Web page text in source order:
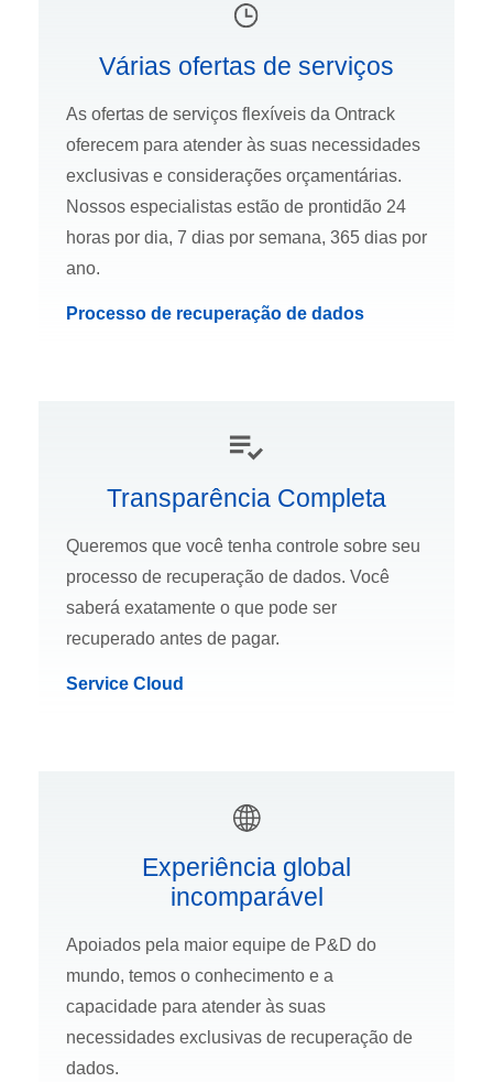
Várias ofertas de serviços
As ofertas de serviços flexíveis da Ontrack
oferecem para atender às suas necessidades
exclusivas e considerações orçamentárias.
Nossos especialistas estão de prontidão 24
horas por dia, 7 dias por semana, 365 dias por
ano.
Processo de recuperação de dados
Transparência Completa
Queremos que você tenha controle sobre seu
processo de recuperação de dados. Você
saberá exatamente o que pode ser
recuperado antes de pagar.
Service Cloud
Experiência global
incomparável
Apoiados pela maior equipe de P&D do
mundo, temos o conhecimento e a
capacidade para atender às suas
necessidades exclusivas de recuperação de
dados.